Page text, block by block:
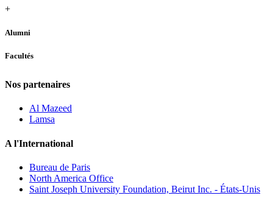
+
Alumni
Facultés
Nos partenaires
Al Mazeed
Lamsa
A l'International
Bureau de Paris
North America Office
Saint Joseph University Foundation, Beirut Inc. - États-Unis